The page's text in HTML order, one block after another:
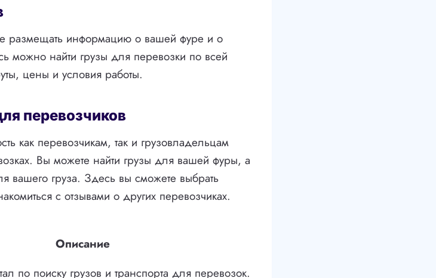
размещать информацию о вашей фуре и о
можно найти грузы для перевозки по всей
цены и условия работы.
перевозчиков
как перевозчикам, так и грузовладельцам
Вы можете найти грузы для вашей фуры, а
вашего груза. Здесь вы сможете выбрать
с отзывами о других перевозчиках.
Описание
по поиску грузов и транспорта для перевозок.